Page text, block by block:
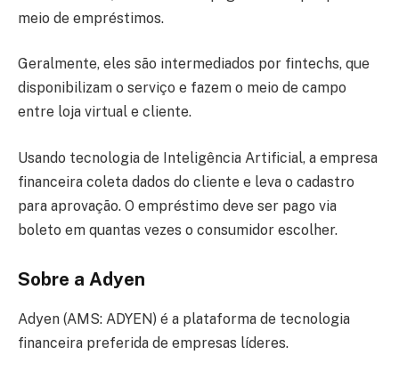
meio de empréstimos.
Geralmente, eles são intermediados por fintechs, que
disponibilizam o serviço e fazem o meio de campo
entre loja virtual e cliente.
Usando tecnologia de Inteligência Artificial, a empresa
financeira coleta dados do cliente e leva o cadastro
para aprovação. O empréstimo deve ser pago via
boleto em quantas vezes o consumidor escolher.
Sobre a Adyen
Adyen (AMS: ADYEN) é a plataforma de tecnologia
financeira preferida de empresas líderes.